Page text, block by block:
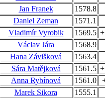
Jan Franek
1578.8
Daniel Zeman
1571.1
Vladimír Vyrobik 1569.5
Václav Jára
1568.9
Hana Závišková
1563.4
Sára Matějková 1561.5
Anna Rybínová 1561.0
Marek Sikora
1555.1